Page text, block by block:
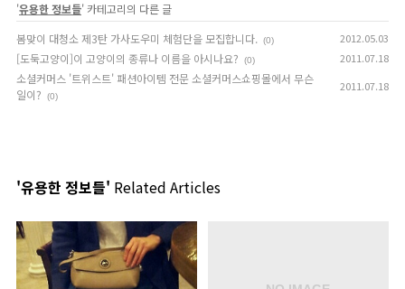
'유용한 정보들' 카테고리의 다른 글
봄맞이 대청소 제3탄 가사도우미 체험단을 모집합니다.
(0) 2012.05.03
[도둑고양이]이 고양이의 종류나 이름을 아시나요? (0) 2011.07.18
소셜커머스 '트위스트' 패션아이템 전문 소셜커머스쇼핑몰에서 무슨
일이?
(0)
2011.07.18
'유용한 정보들' Related Articles